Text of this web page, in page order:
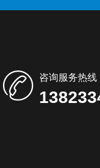
咨询服务热线